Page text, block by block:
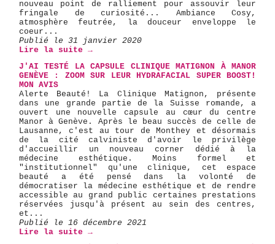
nouveau point de ralliement pour assouvir leur
fringale de curiosité... Ambiance Cosy,
atmosphère feutrée, la douceur enveloppe le
coeur...
Publié le 31 janvier 2020
Lire la suite →
J'AI TESTÉ LA CAPSULE CLINIQUE MATIGNON À MANOR
GENÈVE : ZOOM SUR LEUR HYDRAFACIAL SUPER BOOST!
MON AVIS
Alerte Beauté! La Clinique Matignon, présente
dans une grande partie de la Suisse romande, a
ouvert une nouvelle capsule au cœur du centre
Manor à Genève. Après le beau succès de celle de
Lausanne, c'est au tour de Monthey et désormais
de la cité calviniste d'avoir le privilège
d'accueillir un nouveau corner dédié à la
médecine esthétique. Moins formel et
"institutionnel" qu'une clinique, cet espace
beauté a été pensé dans la volonté de
démocratiser la médecine esthétique et de rendre
accessible au grand public certaines prestations
réservées jusqu'à présent au sein des centres,
et...
Publié le 16 décembre 2021
Lire la suite →